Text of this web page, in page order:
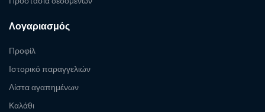
Λογαριασμός
Προφίλ
Ιστορικό παραγγελιών
Λίστα αγαπημένων
Καλάθι